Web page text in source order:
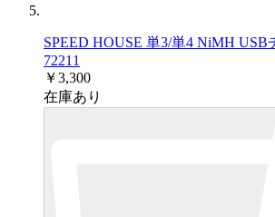
SPEED HOUSE 単3/単4 NiMH USB
72211
￥3,300
在庫あり